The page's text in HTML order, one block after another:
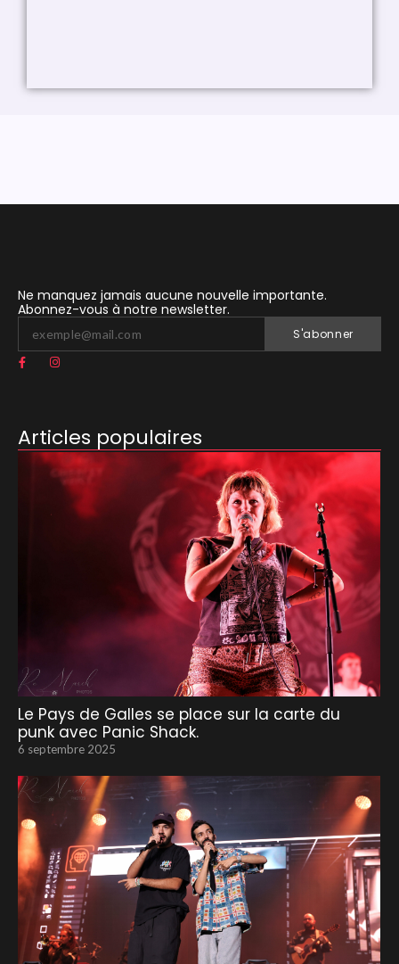
Ne manquez jamais aucune nouvelle importante.
Abonnez-vous à notre newsletter.
S'abonner
Articles populaires
Le Pays de Galles se place sur la carte du
punk avec Panic Shack.
6 septembre 2025